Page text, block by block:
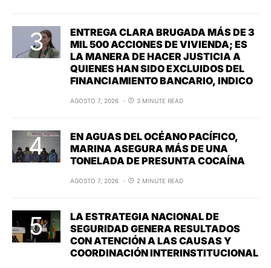
ENTREGA CLARA BRUGADA MÁS DE 3
MIL 500 ACCIONES DE VIVIENDA; ES
LA MANERA DE HACER JUSTICIA A
QUIENES HAN SIDO EXCLUIDOS DEL
FINANCIAMIENTO BANCARIO, INDICO
AGOSTO 7, 2026 3 MINUTE READ
EN AGUAS DEL OCÉANO PACÍFICO,
MARINA ASEGURA MÁS DE UNA
TONELADA DE PRESUNTA COCAÍNA
AGOSTO 7, 2026 2 MINUTE READ
LA ESTRATEGIA NACIONAL DE
SEGURIDAD GENERA RESULTADOS
CON ATENCIÓN A LAS CAUSAS Y
COORDINACIÓN INTERINSTITUCIONAL